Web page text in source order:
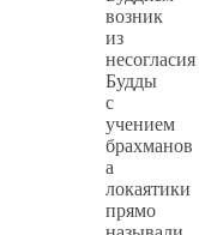
возник
из
несогласия
Будды
с
учением
брахманов
а
локаятики
прямо